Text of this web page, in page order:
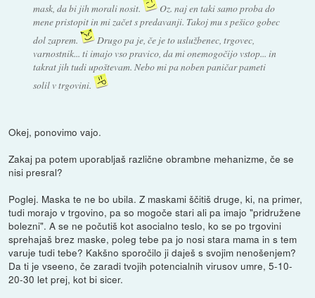
mask, da bi jih morali nosit.
Oz. naj en taki samo proba do
mene pristopit in mi začet s predavanji. Takoj mu s pešico gobec
dol zaprem.
Drugo pa je, če je to uslužbenec, trgovec,
varnostnik... ti imajo vso pravico, da mi onemogočijo vstop... in
takrat jih tudi upoštevam. Nebo mi pa noben paničar pameti
solil v trgovini.
Okej, ponovimo vajo.
Zakaj pa potem uporabljaš različne obrambne mehanizme, če se
nisi presral?
Poglej. Maska te ne bo ubila. Z maskami ščitiš druge, ki, na primer,
tudi morajo v trgovino, pa so mogoče stari ali pa imajo "pridružene
bolezni". A se ne počutiš kot asocialno teslo, ko se po trgovini
sprehajaš brez maske, poleg tebe pa jo nosi stara mama in s tem
varuje tudi tebe? Kakšno sporočilo ji daješ s svojim nenošenjem?
Da ti je vseeno, če zaradi tvojih potencialnih virusov umre, 5-10-
20-30 let prej, kot bi sicer.